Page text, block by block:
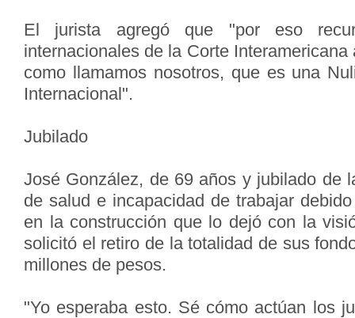
El jurista agregó que "por eso
internacionales de la Corte Interamericana
como llamamos nosotros, que es una
Internacional".
Jubilado
José González, de 69 años y jubilado de
de salud e incapacidad de trabajar
en la construcción que lo dejó con la
solicitó el retiro de la totalidad de sus
millones de pesos.
"Yo esperaba esto. Sé cómo actúan los